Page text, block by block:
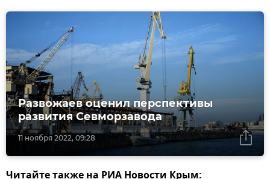
11 ноября 2022, 09:28
Развожаев оценил перспективы
развития Севморзавода